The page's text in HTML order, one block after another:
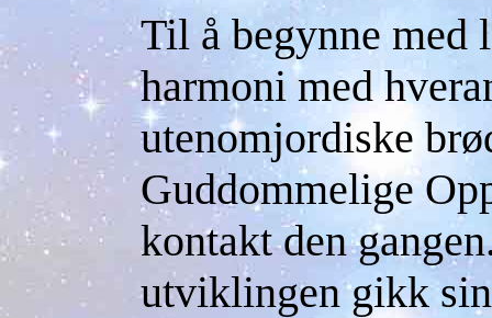
Til å begynne med
harmoni med
utenomjordiske
Guddommelige
kontakt den
utviklingen gikk